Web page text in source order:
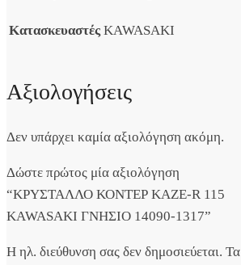
Κατασκευαστές KAWASAKI
Αξιολογήσεις
Δεν υπάρχει καμία αξιολόγηση ακόμη.
Δώστε πρώτος μία αξιολόγηση
“ΚΡΥΣΤΑΛΛΟ ΚΟΝΤΕΡ KAZE-R 115
KAWASAKI ΓΝΗΣΙΟ 14090-1317”
Η ηλ. διεύθυνση σας δεν δημοσιεύεται. Τα